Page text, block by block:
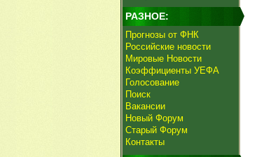
РАЗНОЕ:
Прогнозы от ФНК
Российские новости
Мировые Новости
Коэффициенты УЕФА
Голосование
Поиск
Вакансии
Новый Форум
Старый Форум
Контакты